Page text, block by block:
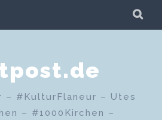
– #KulturFlaneur – Utes
– #1000Kirchen –